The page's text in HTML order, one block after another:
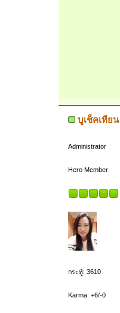
บูเช็คเทียน
Administrator
Hero Member
กระทู้: 3610
Karma: +6/-0